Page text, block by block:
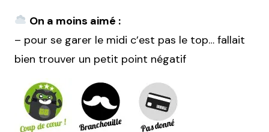
On a moins aimé :
– pour se garer le midi c’est pas le top… fallait
bien trouver un petit point négatif